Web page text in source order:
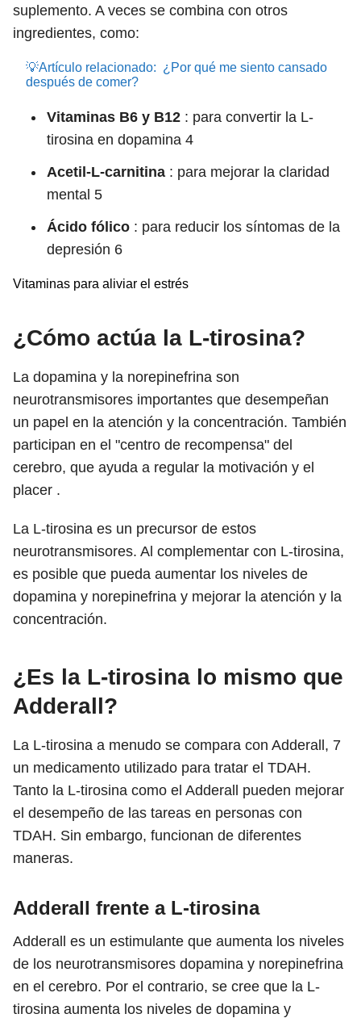
suplemento. A veces se combina con otros
ingredientes, como:
💡Artículo relacionado: ¿Por qué me siento cansado
después de comer?
Vitaminas B6 y B12 : para convertir la L-
tirosina en dopamina 4
Acetil-L-carnitina : para mejorar la claridad
mental 5
Ácido fólico : para reducir los síntomas de la
depresión 6
Vitaminas para aliviar el estrés
¿Cómo actúa la L-tirosina?
La dopamina y la norepinefrina son
neurotransmisores importantes que desempeñan
un papel en la atención y la concentración. También
participan en el "centro de recompensa" del
cerebro, que ayuda a regular la motivación y el
placer .
La L-tirosina es un precursor de estos
neurotransmisores. Al complementar con L-tirosina,
es posible que pueda aumentar los niveles de
dopamina y norepinefrina y mejorar la atención y la
concentración.
¿Es la L-tirosina lo mismo que
Adderall?
La L-tirosina a menudo se compara con Adderall, 7
un medicamento utilizado para tratar el TDAH.
Tanto la L-tirosina como el Adderall pueden mejorar
el desempeño de las tareas en personas con
TDAH. Sin embargo, funcionan de diferentes
maneras.
Adderall frente a L-tirosina
Adderall es un estimulante que aumenta los niveles
de los neurotransmisores dopamina y norepinefrina
en el cerebro. Por el contrario, se cree que la L-
tirosina aumenta los niveles de dopamina y